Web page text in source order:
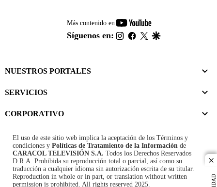
Más contenido en
youtube-
footer
Síguenos en: instagram
facebook
twitter
NUESTROS PORTALES
SERVICIOS
CORPORATIVO
El uso de este sitio web implica la aceptación de los Términos y
condiciones y Políticas de Tratamiento de la Información de
CARACOL TELEVISIÓN S.A. Todos los Derechos Reservados
D.R.A. Prohibida su reproducción total o parcial, así como su
traducción a cualquier idioma sin autorización escrita de su titular.
Reproduction in whole or in part, or translation without written
permission is prohibited. All rights reserved 2025.